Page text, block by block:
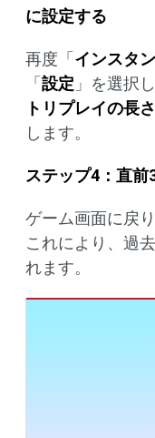
に設定する
再度「インスタ
「設定 」を選択
トリプレイの長さ
します。
ステップ4：直前
ゲーム画面に戻
これにより、過
れます。